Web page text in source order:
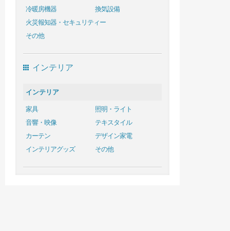
冷暖房機器
換気設備
火災報知器・セキュリティー
その他
インテリア
インテリア
家具
照明・ライト
音響・映像
テキスタイル
カーテン
デザイン家電
インテリアグッズ
その他